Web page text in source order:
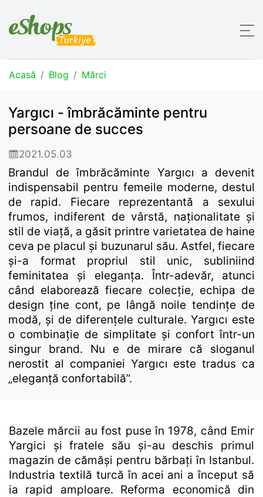
Acasă Blog Mărci
Yargıcı - îmbrăcăminte pentru
persoane de succes
2021.05.03
Brandul de îmbrăcăminte Yargıcı a devenit
indispensabil pentru femeile moderne, destul
de rapid. Fiecare reprezentantă a sexului
frumos, indiferent de vârstă, naționalitate și
stil de viață, a găsit printre varietatea de haine
ceva pe placul și buzunarul său. Astfel, fiecare
și-a format propriul stil unic, subliniind
feminitatea și eleganța. Într-adevăr, atunci
când elaborează fiecare colecție, echipa de
design ține cont, pe lângă noile tendințe de
modă, și de diferențele culturale. Yargıcı este
o combinație de simplitate și confort într-un
singur brand. Nu e de mirare că sloganul
nerostit al companiei Yargıcı este tradus ca
„eleganță confortabilă”.
Bazele mărcii au fost puse în 1978, când Emir
Yargici și fratele său și-au deschis primul
magazin de cămăși pentru bărbați în Istanbul.
Industria textilă turcă în acei ani a început să
ia rapid amploare. Reforma economică din